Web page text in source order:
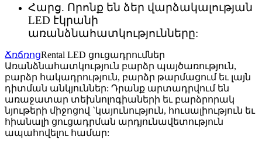
Հարց. Որոնք են ձեր վարձակալության
LED էկրանի
առանձնահատկությունները:
ՃռճռոցRental LED ցուցադրումներ
Առանձնահատկություն բարձր պայծառություն,
բարձր հակադրություն, բարձր թարմացում եւ լայն
դիտման անկյուններ: Դրանք արտադրվում են
առաջատար տեխնոլոգիաների եւ բարձրորակ
նյութերի միջոցով `կայունություն, հուսալիություն եւ
հիանալի ցուցադրման արդյունավետություն
ապահովելու համար: